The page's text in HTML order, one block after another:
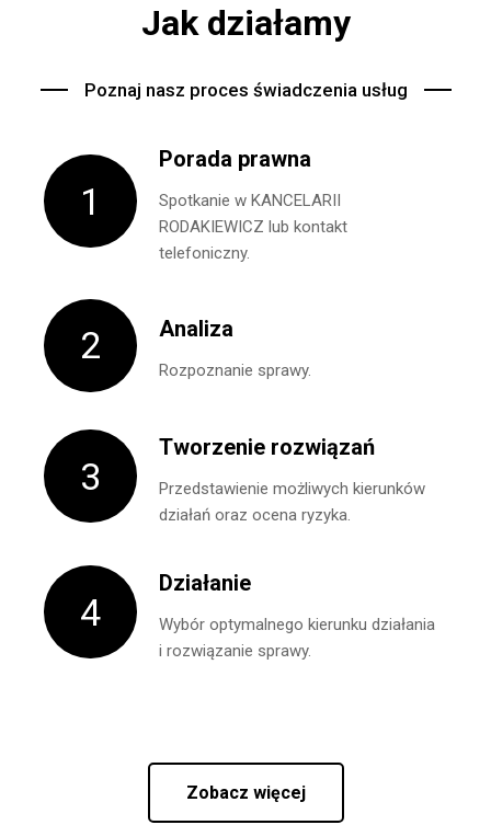
Jak działamy
Poznaj nasz proces świadczenia usług
1
Porada prawna
Spotkanie w KANCELARII
RODAKIEWICZ lub kontakt
telefoniczny.
2 Analiza
Rozpoznanie sprawy.
3
Tworzenie rozwiązań
Przedstawienie możliwych kierunków
działań oraz ocena ryzyka.
4
Działanie
Wybór optymalnego kierunku działania
i rozwiązanie sprawy.
Zobacz więcej